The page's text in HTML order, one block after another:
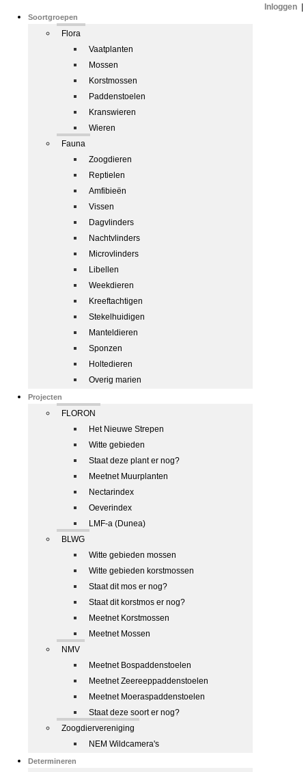
Soortgroepen
Flora
Vaatplanten
Mossen
Korstmossen
Paddenstoelen
Kranswieren
Wieren
Fauna
Zoogdieren
Reptielen
Amfibieën
Vissen
Dagvlinders
Nachtvlinders
Microvlinders
Libellen
Weekdieren
Kreeftachtigen
Stekelhuidigen
Manteldieren
Sponzen
Holtedieren
Overig marien
Projecten
FLORON
Het Nieuwe Strepen
Witte gebieden
Staat deze plant er nog?
Meetnet Muurplanten
Nectarindex
Oeverindex
LMF-a (Dunea)
BLWG
Witte gebieden mossen
Witte gebieden korstmossen
Staat dit mos er nog?
Staat dit korstmos er nog?
Meetnet Korstmossen
Meetnet Mossen
NMV
Meetnet Bospaddenstoelen
Meetnet Zeereeppaddenstoelen
Meetnet Moeraspaddenstoelen
Staat deze soort er nog?
Zoogdiervereniging
NEM Wildcamera's
Determineren
Inloggen